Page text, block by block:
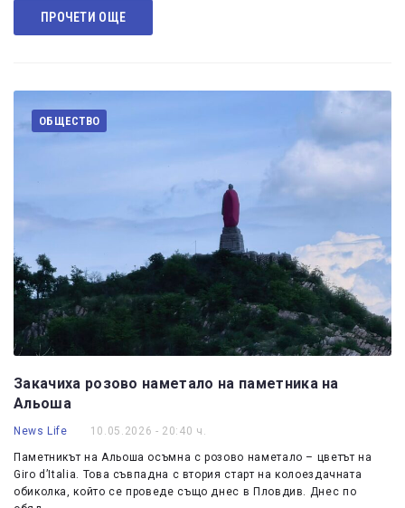
ПРОЧЕТИ ОЩЕ
ОБЩЕСТВО
Закачиха розово наметало на паметника на
Альоша
News Life 10.05.2026 - 20:40 ч.
Паметникът на Альоша осъмна с розово наметало – цветът на
Giro d’Italia. Това съвпадна с втория старт на колоездачната
обиколка, който се проведе също днес в Пловдив. Днес по